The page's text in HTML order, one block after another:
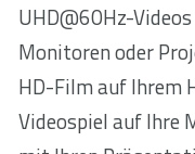
UHD@60Hz-
Monitoren oder
HD-Film auf Ihrem
Videospiel auf Ihre